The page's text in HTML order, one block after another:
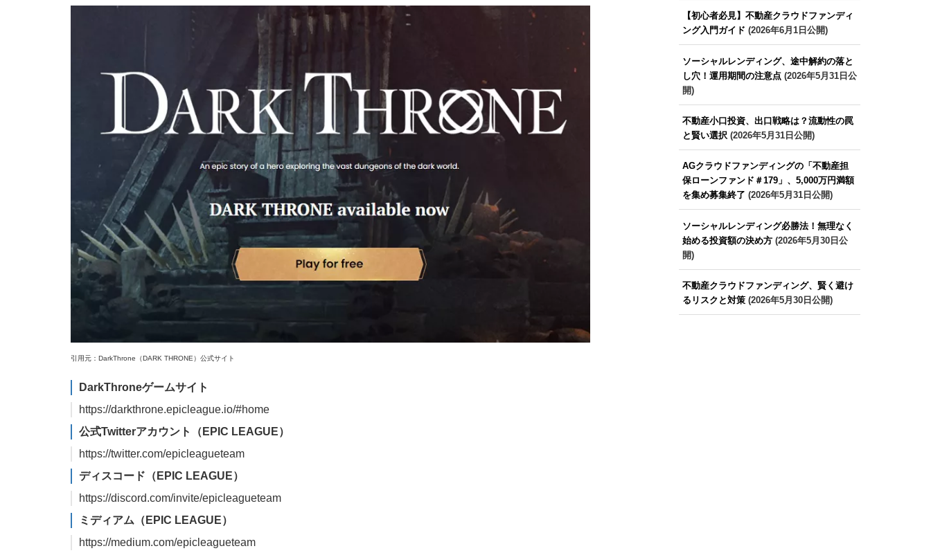
引用元：DarkThrone（DARK THRONE）公式サイト
DarkThroneゲームサイト
https://darkthrone.epicleague.io/#home
公式Twitterアカウント（EPIC LEAGUE）
https://twitter.com/epicleagueteam
ディスコード（EPIC LEAGUE）
https://discord.com/invite/epicleagueteam
ミディアム（EPIC LEAGUE）
https://medium.com/epicleagueteam
【初心者必見】不動産クラウドファンディ
ング入門ガイド (2026年6月1日公開)
ソーシャルレンディング、途中解約の落と
し穴！運用期間の注意点(2026年5月31日公
開)
不動産小口投資、出口戦略は？流動性の罠
と賢い選択(2026年5月31日公開)
AGクラウドファンディングの「不動産担
保ローンファンド＃179」、5,000万円満額
を集め募集終了 (2026年5月31日公開)
ソーシャルレンディング必勝法！無理なく
始める投資額の決め方(2026年5月30日公
開)
不動産クラウドファンディング、賢く避け
るリスクと対策(2026年5月30日公開)